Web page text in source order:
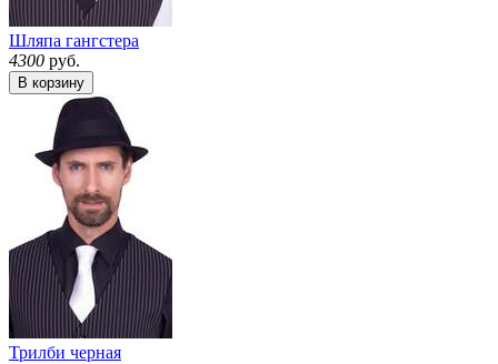
Шляпа гангстера
4300 руб.
В корзину
Трилби черная